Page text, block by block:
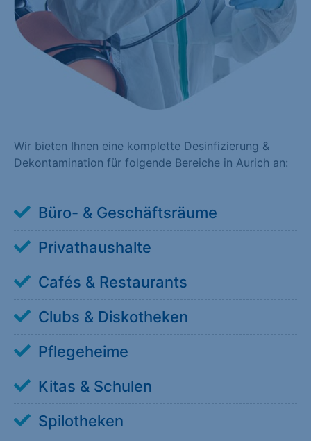
Wir bieten Ihnen eine komplette Desinfizierung &
Dekontamination für folgende Bereiche in Aurich an:
Büro- & Geschäftsräume
Privathaushalte
Cafés & Restaurants
Clubs & Diskotheken
Pflegeheime
Kitas & Schulen
Spilotheken